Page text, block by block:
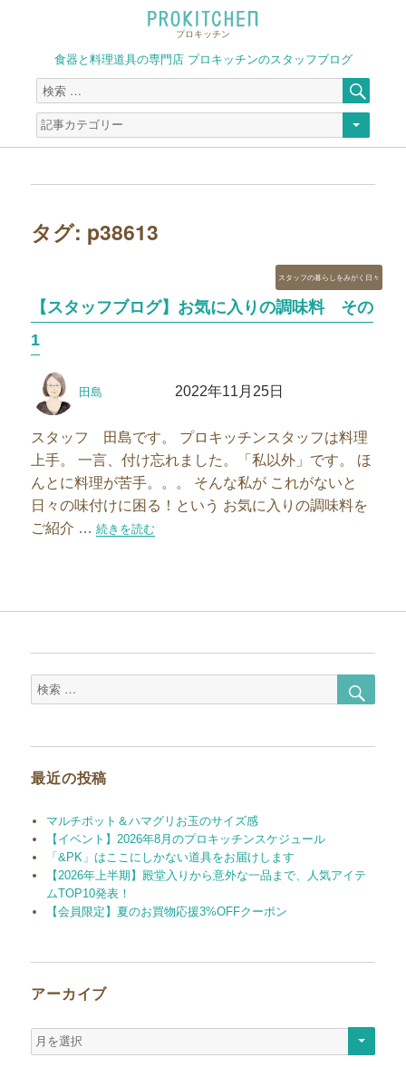
プロキッチン
食器と料理道具の専門店 プロキッチンのスタッフブログ
検
索
対
象:
索
タグ: p38613
【スタッフブログ】お気に入りの調味料 その
1
稿
田島 2022年11月25日
カ
テ
ゴ
スタッフの暮らしをみがく日々
スタッフ 田島です。 プロキッチンスタッフは料理
上手。 一言、付け忘れました。「私以外」です。 ほ
んとに料理が苦手。。。 そんな私が これがないと
日々の味付けに困る！という お気に入りの調味料を
ご紹介 …“【スタッフブログ】お気に入りの調味料 その1″の
続きを読む
検
索
索
最近の投稿
マルチポット＆ハマグリお玉のサイズ感
【イベント】2026年8月のプロキッチンスケジュール
「&PK」はここにしかない道具をお届けします
【2026年上半期】殿堂入りから意外な一品まで、人気アイテ
ムTOP10発表！
【会員限定】夏のお買物応援3%OFFクーポン
アーカイブ
ア
ー